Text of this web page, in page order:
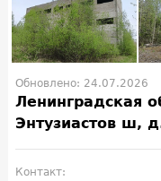
Обновлено: 24.07.2026
Ленинградская
Энтузиастов ш,
Контакт: